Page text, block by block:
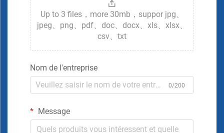
Up to 3 files，more 30mb，suppor jpg、
jpeg、png、pdf、doc、docx、xls、xlsx、
csv、txt
Nom de l'entreprise
0/200
Message